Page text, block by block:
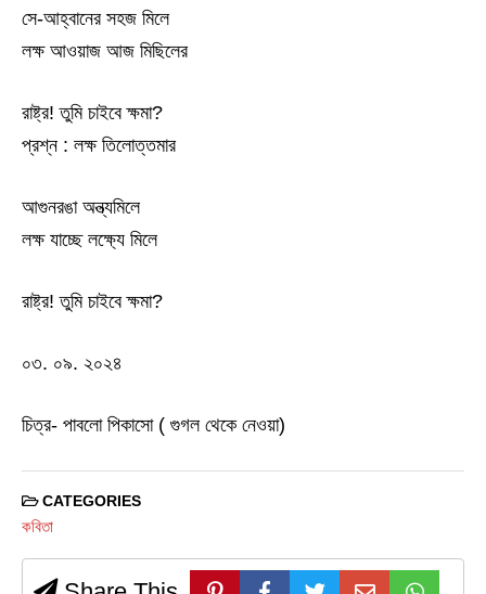
সে-আহ্বানের সহজ মিলে
লক্ষ আওয়াজ আজ মিছিলের
রাষ্ট্র! তুমি চাইবে ক্ষমা?
প্রশ্ন : লক্ষ তিলোত্তমার
আগুনরঙা অন্ত্যমিলে
লক্ষ যাচ্ছে লক্ষ্যে মিলে
রাষ্ট্র! তুমি চাইবে ক্ষমা?
০৩. ০৯. ২০২৪
চিত্র- পাবলো পিকাসো ( গুগল থেকে নেওয়া)
CATEGORIES
কবিতা